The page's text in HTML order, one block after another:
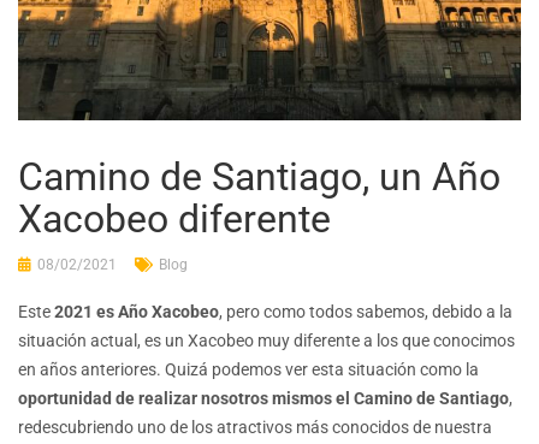
Camino de Santiago, un Año
Xacobeo diferente
08/02/2021 Blog
Este2021 es Año Xacobeo, pero como todos sabemos, debido a la
situación actual, es un Xacobeo muy diferente a los que conocimos
en años anteriores. Quizá podemos ver esta situación como la
oportunidad de realizar nosotros mismos el Camino de Santiago,
redescubriendo uno de los atractivos más conocidos de nuestra